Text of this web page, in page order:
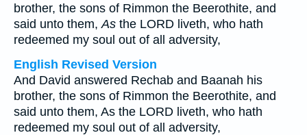
brother, the sons of Rimmon the Beerothite, and
said unto them,As the LORD liveth, who hath
redeemed my soul out of all adversity,
English Revised Version
And David answered Rechab and Baanah his
brother, the sons of Rimmon the Beerothite, and
said unto them, As the LORD liveth, who hath
redeemed my soul out of all adversity,